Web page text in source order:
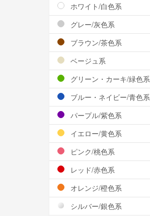
ホワイト/白色系
グレー/灰色系
ブラウン/茶色系
ベージュ系
グリーン・カーキ/緑色系
ブルー・ネイビー/青色系
パープル/紫色系
イエロー/黄色系
ピンク/桃色系
レッド/赤色系
オレンジ/橙色系
シルバー/銀色系